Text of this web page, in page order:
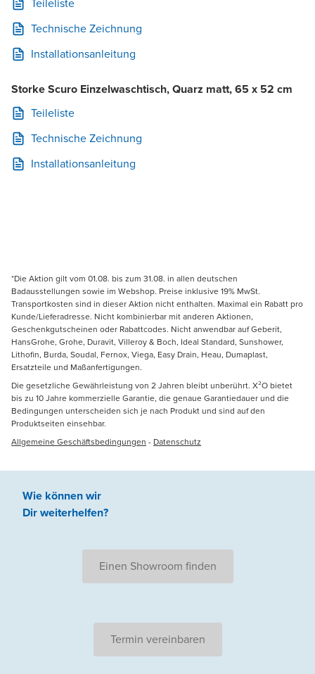
Teileliste
Technische Zeichnung
Installationsanleitung
Storke Scuro Einzelwaschtisch, Quarz matt, 65 x 52 cm
Teileliste
Technische Zeichnung
Installationsanleitung
*Die Aktion gilt vom 01.08. bis zum 31.08. in allen deutschen
Badausstellungen sowie im Webshop. Preise inklusive 19% MwSt.
Transportkosten sind in dieser Aktion nicht enthalten. Maximal ein Rabatt pro
Kunde/Lieferadresse. Nicht kombinierbar mit anderen Aktionen,
Geschenkgutscheinen oder Rabattcodes. Nicht anwendbar auf Geberit,
HansGrohe, Grohe, Duravit, Villeroy & Boch, Ideal Standard, Sunshower,
Lithofin, Burda, Soudal, Fernox, Viega, Easy Drain, Heau, Dumaplast,
Ersatzteile und Maßanfertigungen.
Die gesetzliche Gewährleistung von 2 Jahren bleibt unberührt. X²O bietet
bis zu 10 Jahre kommerzielle Garantie, die genaue Garantiedauer und die
Bedingungen unterscheiden sich je nach Produkt und sind auf den
Produktseiten einsehbar.
Allgemeine Geschäftsbedingungen - Datenschutz
Wie können wir
Dir weiterhelfen?
Einen Showroom finden
Termin vereinbaren